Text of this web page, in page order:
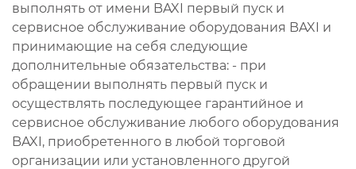
выполнять от имени BAXI первый пуск и
сервисное обслуживание оборудования BAXI и
принимающие на себя следующие
дополнительные обязательства: - при
обращении выполнять первый пуск и
осуществлять последующее гарантийное и
сервисное обслуживание любого оборудования
BAXI, приобретенного в любой торговой
организации или установленного другой